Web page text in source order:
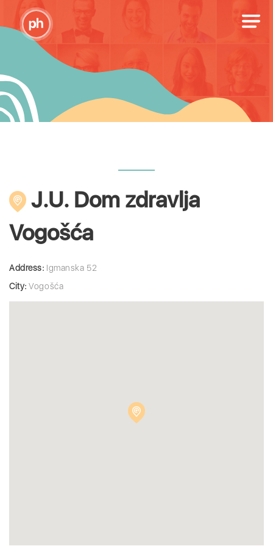
J.U. Dom zdravlja
Vogošća
Address: Igmanska 52
City: Vogošća